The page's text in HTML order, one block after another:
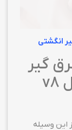
انگشتی
گیر
انگشتی sarafox مدل v8
این وسیله